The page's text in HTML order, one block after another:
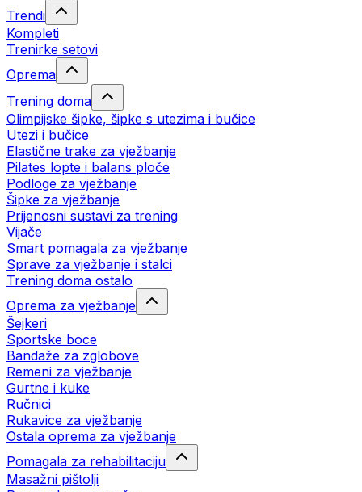
Trendi
Kompleti
Trenirke setovi
Oprema
Trening doma
Olimpijske šipke, šipke s utezima i bučice
Utezi i bučice
Elastične trake za vježbanje
Pilates lopte i balans ploče
Podloge za vježbanje
Šipke za vježbanje
Prijenosni sustavi za trening
Vijače
Smart pomagala za vježbanje
Sprave za vježbanje i stalci
Trening doma ostalo
Oprema za vježbanje
Šejkeri
Sportske boce
Bandaže za zglobove
Remeni za vježbanje
Gurtne i kuke
Ručnici
Rukavice za vježbanje
Ostala oprema za vježbanje
Pomagala za rehabilitaciju
Masažni pištolji